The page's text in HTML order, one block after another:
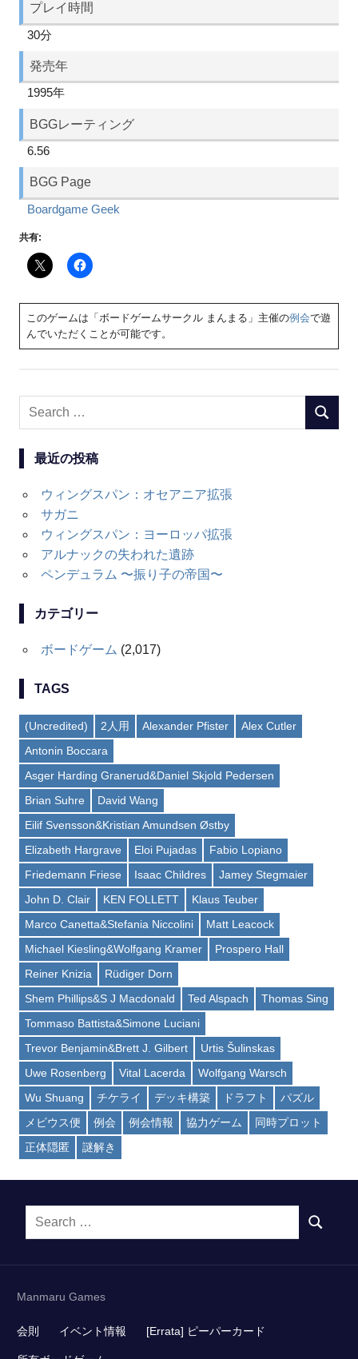
プレイ時間
30分
発売年
1995年
BGGレーティング
6.56
BGG Page
Boardgame Geek
共有:
このゲームは「ボードゲームサークル まんまる」主催の例会で遊
んでいただくことが可能です。
Search
最近の投稿
ウィングスパン：オセアニア拡張
サガニ
ウィングスパン：ヨーロッパ拡張
アルナックの失われた遺跡
ペンデュラム 〜振り子の帝国〜
カテゴリー
ボードゲーム (2,017)
TAGS
(Uncredited) 2人用 Alexander Pfister
Alex Cutler
Antonin Boccara
Asger Harding Granerud&Daniel Skjold Pedersen
Brian Suhre
David Wang
Eilif Svensson&Kristian Amundsen Østby
Elizabeth Hargrave
Eloi Pujadas
Fabio Lopiano
Friedemann Friese
Isaac Childres
Jamey Stegmaier
John D. Clair
KEN FOLLETT
Klaus Teuber
Marco Canetta&Stefania Niccolini
Matt Leacock
Michael Kiesling&Wolfgang Kramer
Prospero Hall
Reiner Knizia
Rüdiger Dorn
Shem Phillips&S J Macdonald
Ted Alspach
Thomas Sing
Tommaso Battista&Simone Luciani
Trevor Benjamin&Brett J. Gilbert
Urtis Šulinskas
Uwe Rosenberg
Vital Lacerda
Wolfgang Warsch
Wu Shuang
チケライ デッキ構築 ドラフト
パズル
メビウス便
例会 例会情報 協力ゲーム
同時プロット
正体隠匿
謎解き
Search
SEARCH
Manmaru Games
会則 イベント情報 [Errata] ピーパーカード